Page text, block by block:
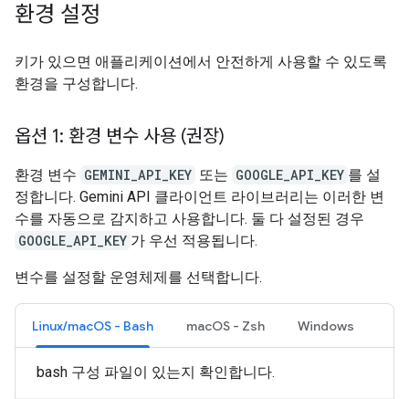
환경 설정
키가 있으면 애플리케이션에서 안전하게 사용할 수 있도록
환경을 구성합니다.
옵션 1: 환경 변수 사용 (권장)
환경 변수 GEMINI_API_KEY 또는 GOOGLE_API_KEY 를 설
정합니다. Gemini API 클라이언트 라이브러리는 이러한 변
수를 자동으로 감지하고 사용합니다. 둘 다 설정된 경우
GOOGLE_API_KEY 가 우선 적용됩니다.
변수를 설정할 운영체제를 선택합니다.
Linux/macOS - Bash macOS - Zsh Windows
bash 구성 파일이 있는지 확인합니다.